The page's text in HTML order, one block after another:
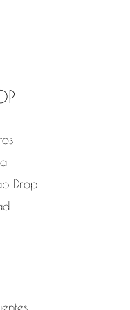
Drop